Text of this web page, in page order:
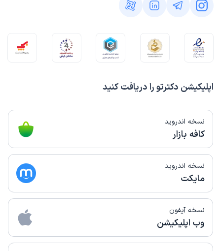
اپلیکیشن دکترتو را دریافت کنید
نسخه اندروید
کافه بازار
نسخه اندروید
مایکت
نسخه آیفون
وب اپلیکیشن